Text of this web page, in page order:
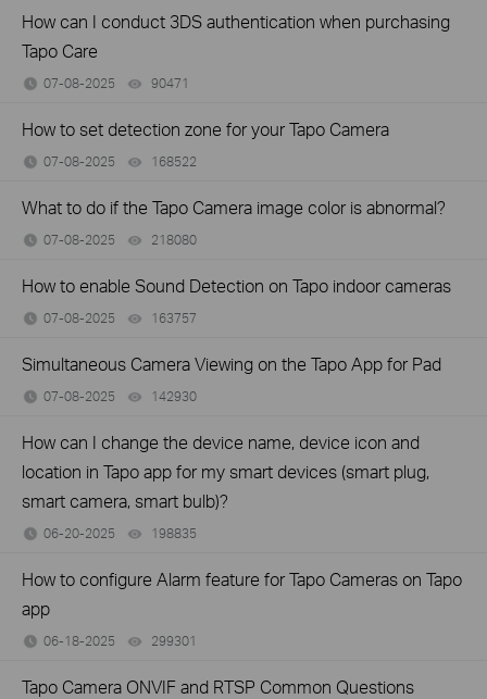
How can I conduct 3DS authentication when purchasing
Tapo Care
07-08-2025 90471
How to set detection zone for your Tapo Camera
07-08-2025 168522
What to do if the Tapo Camera image color is abnormal?
07-08-2025 218080
How to enable Sound Detection on Tapo indoor cameras
07-08-2025 163757
Simultaneous Camera Viewing on the Tapo App for Pad
07-08-2025 142930
How can I change the device name, device icon and
location in Tapo app for my smart devices (smart plug,
smart camera, smart bulb)?
06-20-2025 198835
How to configure Alarm feature for Tapo Cameras on Tapo
app
06-18-2025 299301
Tapo Camera ONVIF and RTSP Common Questions